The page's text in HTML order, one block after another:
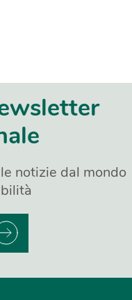
notizie dal mondo